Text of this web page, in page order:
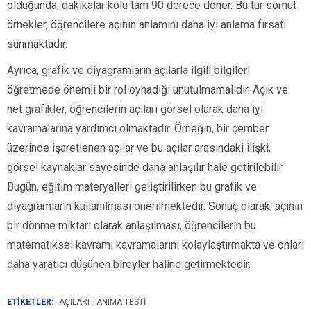
olduğunda, dakikalar kolu tam 90 derece döner. Bu tür somut
örnekler, öğrencilere açının anlamını daha iyi anlama fırsatı
sunmaktadır.
Ayrıca, grafik ve diyagramların açılarla ilgili bilgileri
öğretmede önemli bir rol oynadığı unutulmamalıdır. Açık ve
net grafikler, öğrencilerin açıları görsel olarak daha iyi
kavramalarına yardımcı olmaktadır. Örneğin, bir çember
üzerinde işaretlenen açılar ve bu açılar arasındaki ilişki,
görsel kaynaklar sayesinde daha anlaşılır hale getirilebilir.
Bugün, eğitim materyalleri geliştirilirken bu grafik ve
diyagramların kullanılması önerilmektedir. Sonuç olarak, açının
bir dönme miktarı olarak anlaşılması, öğrencilerin bu
matematiksel kavramı kavramalarını kolaylaştırmakta ve onları
daha yaratıcı düşünen bireyler haline getirmektedir.
ETİKETLER: AÇILARI TANIMA TESTI